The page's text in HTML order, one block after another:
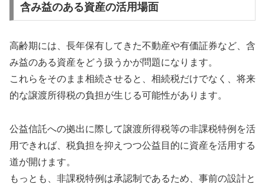
含み益のある資産の活用場面
高齢期には、長年保有してきた不動産や有価証券など、含
み益のある資産をどう扱うかが問題になります。
これらをそのまま相続させると、相続税だけでなく、将来
的な譲渡所得税の負担が生じる可能性があります。
公益信託への拠出に際して譲渡所得税等の非課税特例を活
用できれば、税負担を抑えつつ公益目的に資産を活用する
道が開けます。
もっとも、非課税特例は承認制であるため、事前の設計と